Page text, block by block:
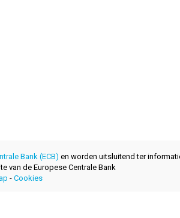
Bank (ECB) en worden uitsluitend ter
van de Europese Centrale Bank
- Cookies